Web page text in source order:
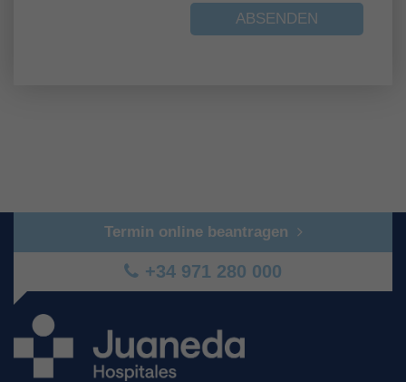
ABSENDEN
Termin online beantragen
+34 971 280 000